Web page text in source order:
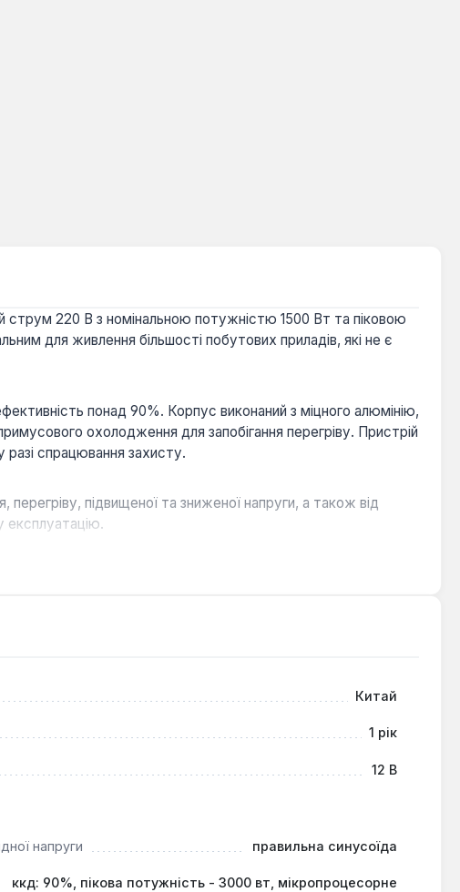
струм 220 В з номінальною потужністю 1500 Вт та піковою
для живлення більшості побутових приладів, які не є
понад 90%. Корпус виконаний з міцного алюмінію,
охолодження для запобігання перегріву. Пристрій
спрацювання захисту.
підвищеної та зниженої напруги, а також від
експлуатацію.
або обладнання з електродвигунами (наприклад,
Китай
1 рік
12 В
напруги правильна синусоїда
ккд: 90%, пікова потужність - 3000 вт, мікропроцесорне